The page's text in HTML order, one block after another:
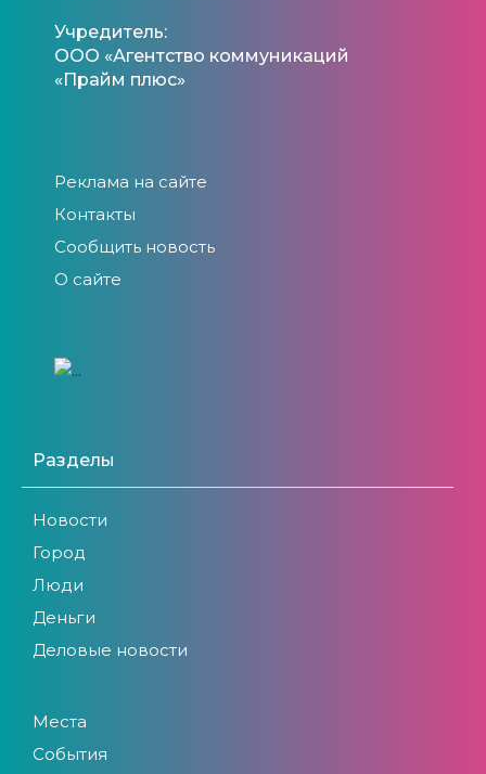
Учредитель:
ООО «Агентство коммуникаций
«Прайм плюс»
Реклама на сайте
Контакты
Сообщить новость
О сайте
Разделы
Новости
Город
Люди
Деньги
Деловые новости
Места
События